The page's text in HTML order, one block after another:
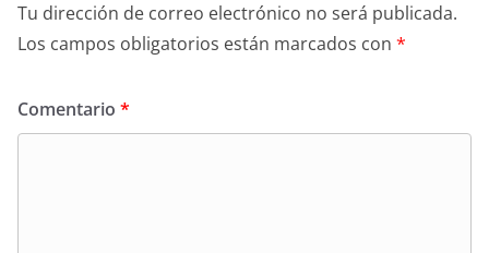
Tu dirección de correo electrónico no será publicada.
Los campos obligatorios están marcados con *
Comentario *